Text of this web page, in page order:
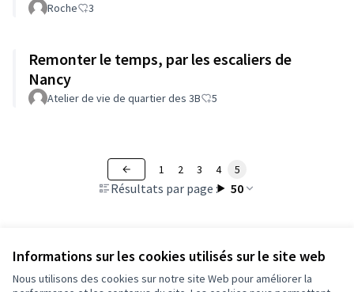
Informations sur les cookies utilisés sur le site web
Nous utilisons des cookies sur notre site Web pour améliorer la
Roche 3
Remonter le temps, par les escaliers de
Nancy
Atelier de vie de quartier des 3B 5
Résultats par page : 50
1 2 3 4 5
Voir toutes les propositions retirées